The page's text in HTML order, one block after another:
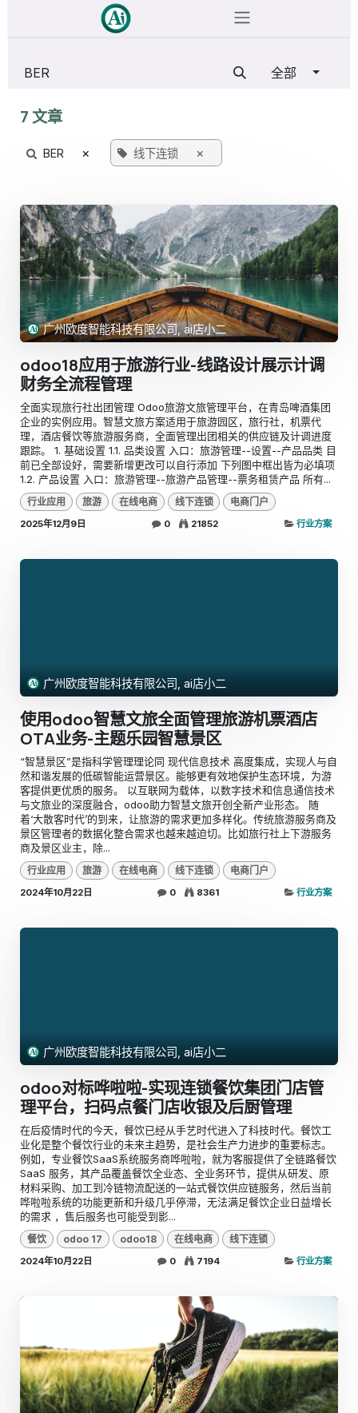
全部
7 文章
BER × 线下连锁 ×
广州欧度智能科技有限公司, ai店小二
odoo18应用于旅游行业-线路设计展示计调
财务全流程管理
全面实现旅行社出团管理 Odoo旅游文旅管理平台，在青岛啤酒集团
企业的实例应用。智慧文旅方案适用于旅游园区，旅行社，机票代
理，酒店餐饮等旅游服务商，全面管理出团相关的供应链及计调进度
跟踪。 1. 基础设置 1.1. 品类设置 入口：旅游管理--设置--产品品类 目
前已全部设好，需要新增更改可以自行添加 下列图中框出皆为必填项
1.2. 产品设置 入口：旅游管理--旅游产品管理--票务租赁产品 所有...
行业应用 旅游 在线电商 线下连锁 电商门户
2025年12月9日 0 21852 行业方案
广州欧度智能科技有限公司, ai店小二
使用odoo智慧文旅全面管理旅游机票酒店
OTA业务-主题乐园智慧景区
​“智慧景区”是指科学管理理论同 现代信息技术 高度集成，实现人与自
然和谐发展的低碳智能运营景区。能够更有效地保护生态环境，为游
客提供更优质的服务。 ​以互联网为载体，以数字技术和信息通信技术
与文旅业的深度融合，odoo助力智慧文旅开创全新产业形态。 ​​​随
着‘大散客时代’的到来，让旅游的需求更加多样化。传统旅游服务商及
景区管理者的数据化整合需求也越来越迫切。比如旅行社上下游服务
商及景区业主，除...
行业应用 旅游 在线电商 线下连锁 电商门户
2024年10月22日 0 8361 行业方案
广州欧度智能科技有限公司, ai店小二
odoo对标哗啦啦-实现连锁餐饮集团门店管
理平台，扫码点餐门店收银及后厨管理
​在后疫情时代的今天，餐饮已经从手艺时代进入了科技时代。餐饮工
业化是整个餐饮行业的未来主趋势，是社会生产力进步的重要标志。
例如，专业餐饮SaaS系统服务商哗啦啦，就为客服提供了全链路餐饮
SaaS 服务，其产品覆盖餐饮全业态、全业务环节，提供从研发、原
材料采购、加工到冷链物流配送的一站式餐饮供应链服务，然后当前
哗啦啦系统的功能更新和升级几乎停滞，无法满足餐饮企业日益增长
的需求 ，售后服务也可能受到影...
餐饮 odoo 17 odoo18 在线电商 线下连锁
2024年10月22日 0 7194 行业方案